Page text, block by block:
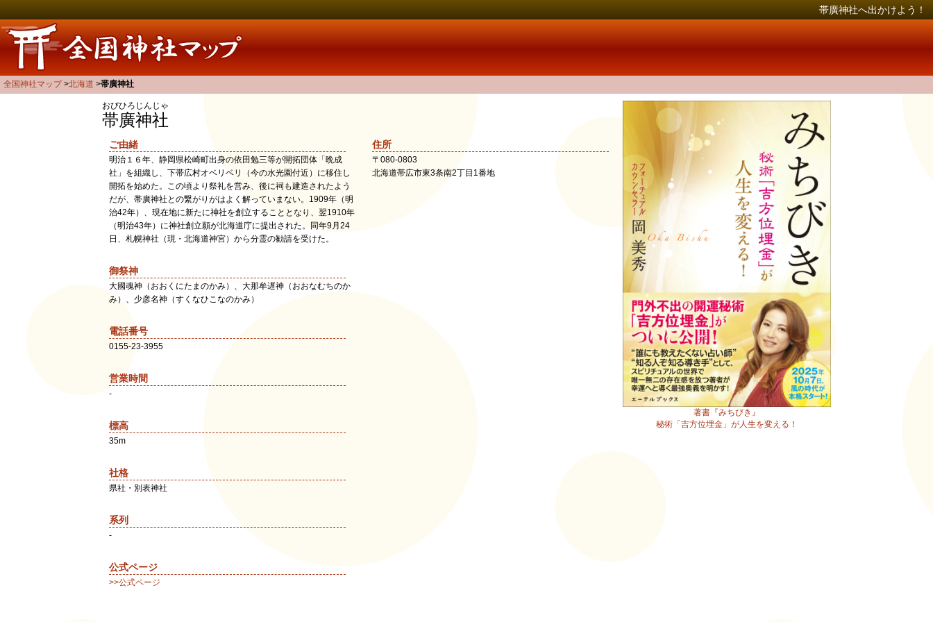
帯廣神社へ出かけよう！
全国神社マップ 北海道 帯廣神社
著書『みちびき』
秘術「吉方位埋金」が人生を変える！
帯廣神社
おびひろじんじゃ
ご由緒
明治１６年、静岡県松崎町出身の依田勉三等が開拓団体「晩成
社」を組織し、下帯広村オベリベリ（今の水光園付近）に移住し
開拓を始めた。この頃より祭礼を営み、後に祠も建造されたよう
だが、帯廣神社との繋がりがはよく解っていまない。1909年（明
治42年）、現在地に新たに神社を創立することとなり、翌1910年
（明治43年）に神社創立願が北海道庁に提出された。同年9月24
日、札幌神社（現・北海道神宮）から分霊の勧請を受けた。
住所
〒 080-0803
北海道帯広市東3条南2丁目1番地
御祭神
大國魂神（おおくにたまのかみ）、大那牟遅神（おおなむちのか
み）、少彦名神（すくなひこなのかみ）
電話番号
0155-23-3955
営業時間
-
標高
35m
社格
県社・別表神社
系列
-
公式ページ
>>公式ページ